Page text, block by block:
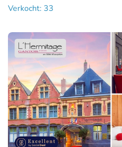
Verkocht: 33